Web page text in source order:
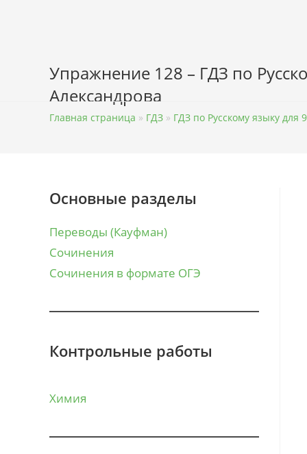
Упражнение 128 – ГДЗ по
Александрова
Главная страница » ГДЗ » ГДЗ по Русскому языку для
Основные разделы
Переводы (Кауфман)
Сочинения
Сочинения в формате ОГЭ
Контрольные работы
Химия